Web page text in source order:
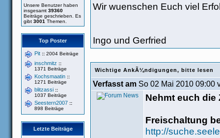
Unsere Benutzer haben
insgesamt 39360
Beiträge geschrieben. Es
gibt 3001 Themen.
Top Poster
Pit :: 2004 Beiträge
inschmitz ::
1371 Beiträge
Kochsmaatin ::
1271 Beiträge
blitzassi ::
1037 Beiträge
Seestern2007 ::
898 Beiträge
Letzte Beiträge
Wir wuenschen Euch viel
Ingo und Gerfried
Wichtige AnkÃ¼ndigungen, bitte lesen
Verfasst am So 02 Mai 2010 09:00
Nehmt euch die
Freischaltung
http://